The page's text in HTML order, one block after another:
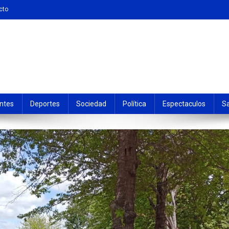
Deportes Sociedad Política Espectaculos